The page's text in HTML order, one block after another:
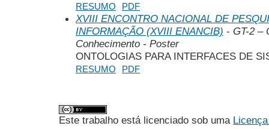
RESUMO PDF
XVIII ENCONTRO NACIONAL DE
INFORMAÇÃO (XVIII ENANCIB) - GT-2 –
Conhecimento - Poster
ONTOLOGIAS PARA INTERFACES DE
RESUMO PDF
Este trabalho está licenciado sob uma